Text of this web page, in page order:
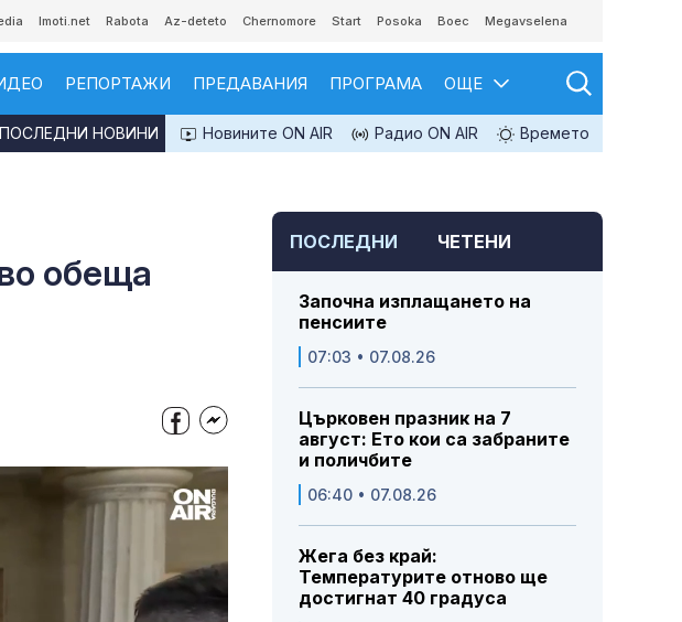
Imoti.net Rabota Az-deteto Chernomore Start Posoka Boec Megavselena
РЕПОРТАЖИ ПРЕДАВАНИЯ ПРОГРАМА ОЩЕ
Новините ON AIR Радио ON AIR Времето
ПОСЛЕДНИ НОВИНИ
обеща
ПОСЛЕДНИ ЧЕТЕНИ
Започна изплащането на
пенсиите
07:03 • 07.08.26
Църковен празник на 7
август: Ето кои са забраните
и поличбите
06:40 • 07.08.26
Жега без край:
Температурите отново ще
достигнат 40 градуса